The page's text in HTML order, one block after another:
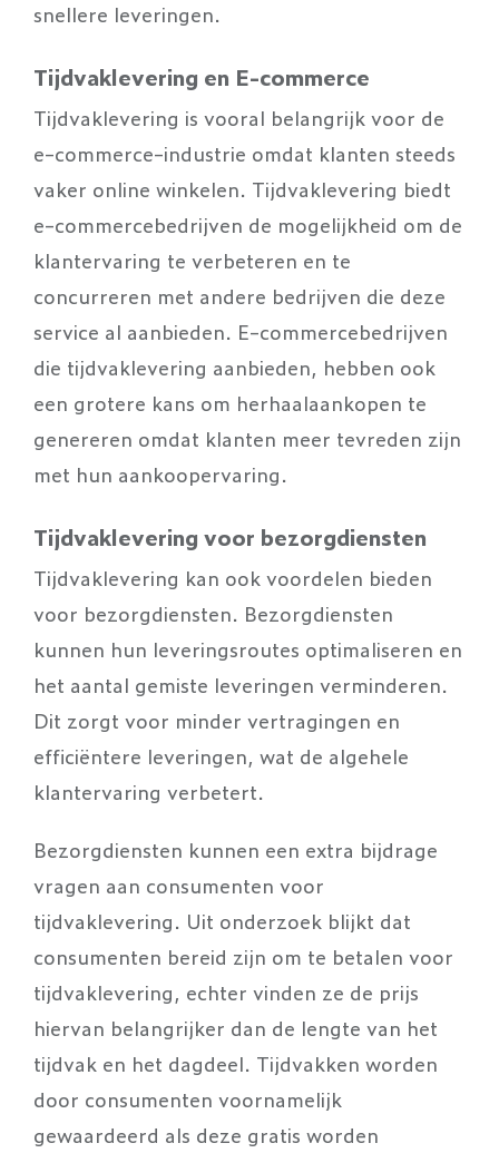
snellere leveringen.
Tijdvaklevering en E-commerce
Tijdvaklevering is vooral belangrijk voor de
e-commerce-industrie omdat klanten steeds
vaker online winkelen. Tijdvaklevering biedt
e-commercebedrijven de mogelijkheid om de
klantervaring te verbeteren en te
concurreren met andere bedrijven die deze
service al aanbieden. E-commercebedrijven
die tijdvaklevering aanbieden, hebben ook
een grotere kans om herhaalaankopen te
genereren omdat klanten meer tevreden zijn
met hun aankoopervaring.
Tijdvaklevering voor bezorgdiensten
Tijdvaklevering kan ook voordelen bieden
voor bezorgdiensten. Bezorgdiensten
kunnen hun leveringsroutes optimaliseren en
het aantal gemiste leveringen verminderen.
Dit zorgt voor minder vertragingen en
efficiëntere leveringen, wat de algehele
klantervaring verbetert.
Bezorgdiensten kunnen een extra bijdrage
vragen aan consumenten voor
tijdvaklevering. Uit onderzoek blijkt dat
consumenten bereid zijn om te betalen voor
tijdvaklevering, echter vinden ze de prijs
hiervan belangrijker dan de lengte van het
tijdvak en het dagdeel. Tijdvakken worden
door consumenten voornamelijk
gewaardeerd als deze gratis worden